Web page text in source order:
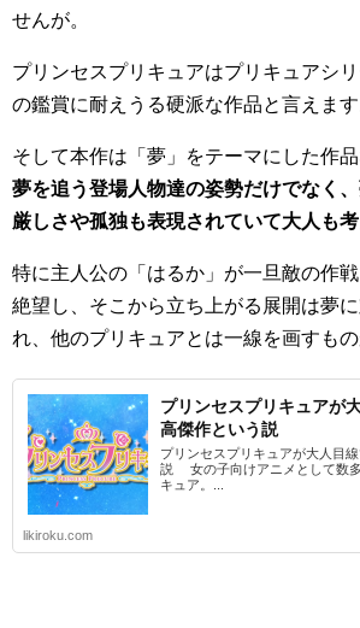
せんが。
プリンセスプリキュアはプリキュアシ
の鑑賞に耐えうる硬派な作品と言えます
そして本作は「夢」をテーマにした作品
夢を追う登場人物達の姿勢だけでなく
厳しさや孤独も表現されていて大人も考
特に主人公の「はるか」が一旦敵の作
絶望し、そこから立ち上がる展開は夢
れ、他のプリキュアとは一線を画すもの
プリンセスプリキュアが
高傑作という説
プリンセスプリキュアが大人目
説 女の子向けアニメとして数
キュア。...
likiroku.com